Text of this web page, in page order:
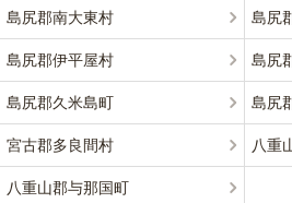
島尻郡南大東村 島尻
島尻郡伊平屋村 島尻
島尻郡久米島町 島尻
宮古郡多良間村 八重
八重山郡与那国町